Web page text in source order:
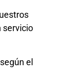
servicio
el